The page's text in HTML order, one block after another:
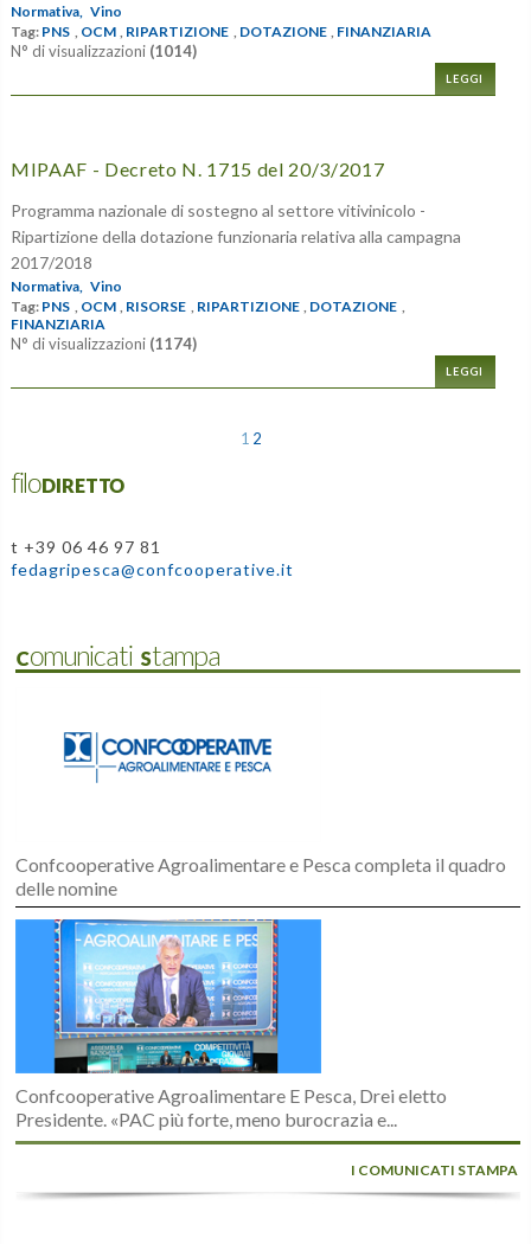
Normativa, Vino
Tag: PNS OCM RIPARTIZIONE DOTAZIONE FINANZIARIA
N° di visualizzazioni (1014)
LEGGI
MIPAAF - Decreto N. 1715 del 20/3/2017
Programma nazionale di sostegno al settore vitivinicolo -
Ripartizione della dotazione funzionaria relativa alla campagna
2017/2018
Normativa, Vino
Tag: PNS OCM RISORSE RIPARTIZIONE DOTAZIONE
FINANZIARIA
N° di visualizzazioni (1174)
LEGGI
1 2
filoDIRETTO
t +39 06 46 97 81
fedagripesca@confcooperative.it
Comunicati Stampa
Confcooperative Agroalimentare e Pesca completa il quadro
delle nomine
Confcooperative Agroalimentare E Pesca, Drei eletto
Presidente. «PAC più forte, meno burocrazia e...
I COMUNICATI STAMPA